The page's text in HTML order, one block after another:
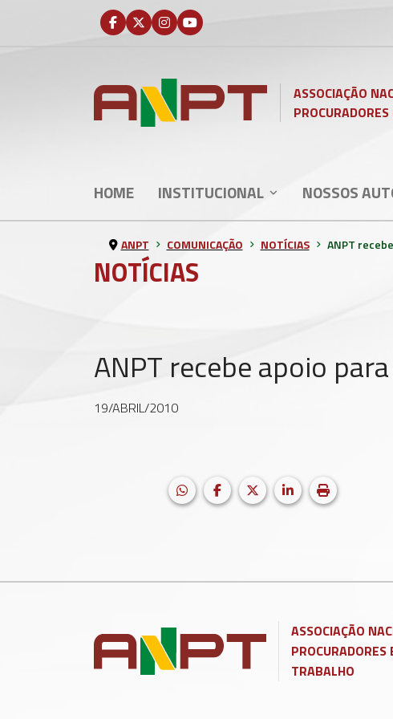
ASSOCIAÇÃO
HOME INSTITUCIONAL NOSSOS
NOTÍCIAS
ANPT COMUNICAÇÃO NOTÍCIAS ANPT recebe
ANPT recebe apoio
19/ABRIL/2010
Facebook LinkedIn
X (formerly Twitter)
HELIX_ULTIMATE_SHARE_WHATSAPP
Imprimir
ASSOCIAÇÃO
PROCURADORES
TRABALHO